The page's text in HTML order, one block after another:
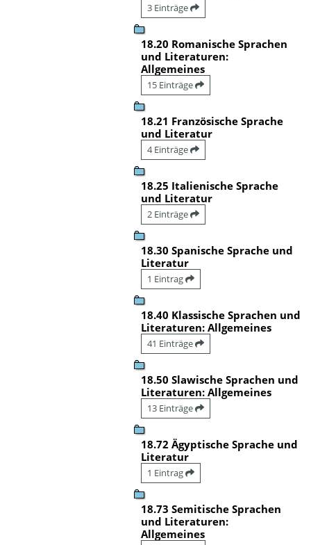
3 Einträge
18.20 Romanische Sprachen
und Literaturen:
Allgemeines
15 Einträge
18.21 Französische Sprache
und Literatur
4 Einträge
18.25 Italienische Sprache
und Literatur
2 Einträge
18.30 Spanische Sprache und
Literatur
1 Eintrag
18.40 Klassische Sprachen und
Literaturen: Allgemeines
41 Einträge
18.50 Slawische Sprachen und
Literaturen: Allgemeines
13 Einträge
18.72 Ägyptische Sprache und
Literatur
1 Eintrag
18.73 Semitische Sprachen
und Literaturen:
Allgemeines